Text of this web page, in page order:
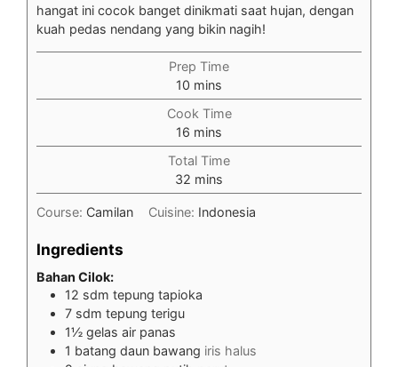
hangat ini cocok banget dinikmati saat hujan, dengan
kuah pedas nendang yang bikin nagih!
Prep Time
10 minutes
mins
Cook Time
16 minutes
mins
Total Time
32 minutes
mins
Course: Camilan Cuisine: Indonesia
Ingredients
Bahan Cilok:
12 sdm tepung tapioka
7 sdm tepung terigu
1½ gelas air panas
1 batang daun bawang iris halus